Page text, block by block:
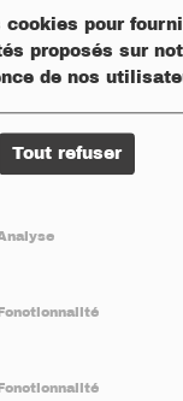
cookies pour
proposés sur
de nos
Tout refuser